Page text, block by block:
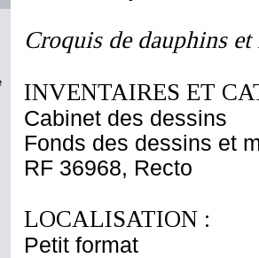
Croquis de dauphins
INVENTAIRES ET
Cabinet des dessins
Fonds des dessins et
RF 36968, Recto
LOCALISATION :
Petit format